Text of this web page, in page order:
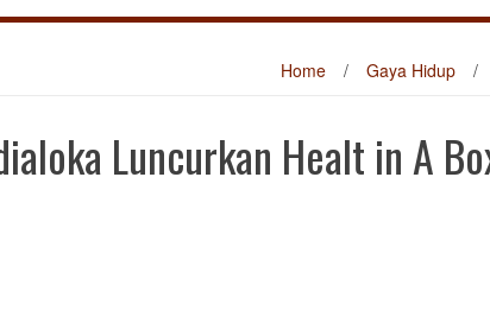
Home / Gaya Hidup /
Luncurkan Healt in A